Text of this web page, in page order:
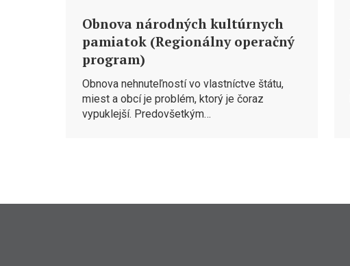
Obnova národných kultúrnych
pamiatok (Regionálny operačný
program)
Obnova nehnuteľností vo vlastníctve štátu,
miest a obcí je problém, ktorý je čoraz
vypuklejší. Predovšetkým…